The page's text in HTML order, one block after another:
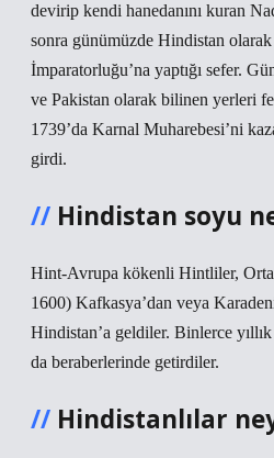
devirip kendi hanedanını kuran
sonra günümüzde Hindistan
İmparatorluğu’na yaptığı sefer.
ve Pakistan olarak bilinen yerleri
1739’da Karnal Muharebesi’ni
girdi.
Hindistan soyu
Hint-Avrupa kökenli Hintliler, Orta
1600) Kafkasya’dan veya
Hindistan’a geldiler. Binlerce
da beraberlerinde getirdiler.
Hindistanlılar